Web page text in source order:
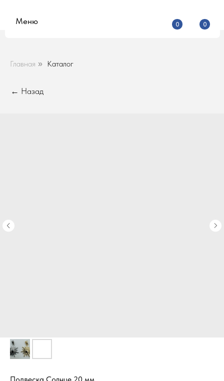
Главная » Каталог
← Назад